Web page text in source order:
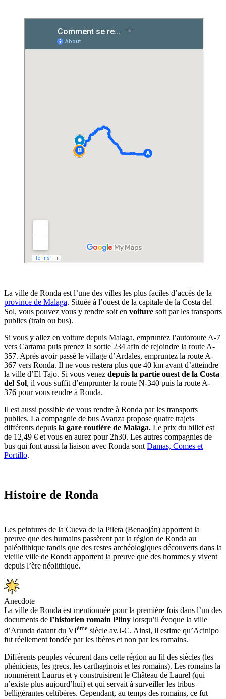
La ville de Ronda est l’une des villes les plus faciles d’accès de la
province de Malaga. Située à l’ouest de la capitale de la Costa del
Sol, vous pouvez vous y rendre soit en voiture soit par les transports
publics (train ou bus).
Si vous y allez en voiture depuis Malaga, empruntez l’autoroute A-7
vers Cartama puis prenez la sortie 234 afin de rejoindre la route A-
357. Après avoir passé le village d’Ardales, empruntez la route A-
367 vers Ronda. Il ne vous restera plus que 40 km avant d’atteindre
la ville d’El Tajo. Si vous venez depuis la partie ouest de la Costa
del Sol, il vous suffit d’emprunter la route N-340 puis la route A-
376 pour vous rendre à Ronda.
Il est aussi possible de vous rendre à Ronda par les transports
publics. La compagnie de bus Avanza propose quatre trajets
différents depuis la gare routière de Malaga. Le prix du billet est
de 12,49 € et vous en aurez pour 2h30. Les autres compagnies de
bus qui font aussi la liaison avec Ronda sont Damas, Comes et
Portillo.
Histoire de Ronda
Les peintures de la Cueva de la Pileta (Benaoján) apportent la
preuve que des humains passèrent par la région de Ronda au
paléolithique tandis que des restes archéologiques découverts dans la
vieille ville de Ronda apportent la preuve que des hommes y vivent
depuis l’ère néolithique.
Anecdote
La ville de Ronda est mentionnée pour la première fois dans l’un des
documents de l’historien romain Pliny lorsqu’il évoque la ville
d’Arunda datant du VIème siècle av.J-C. Ainsi, il estime qu’Acinipo
fut réellement fondée par les ibères et non par les romains.
Différents peuples vécurent dans cette région au fil des siècles (les
phéniciens, les grecs, les carthaginois et les romains). Les romains la
nommèrent Laurus et y construisirent le Château de Laurel (qui
n’existe plus aujourd’hui) et qui servait à surveiller les tribus
belligérantes celtibères. Cependant, au temps des romains, ce fut